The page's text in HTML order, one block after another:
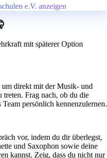
e.V. anzeigen
mit späterer Option
direkt mit der Musik- und
Frag nach, ob du die
persönlich kennenzulernen.
vor, indem du dir überlegst,
und Saxophon sowie deine
kannst. Zeig, dass du nicht nur